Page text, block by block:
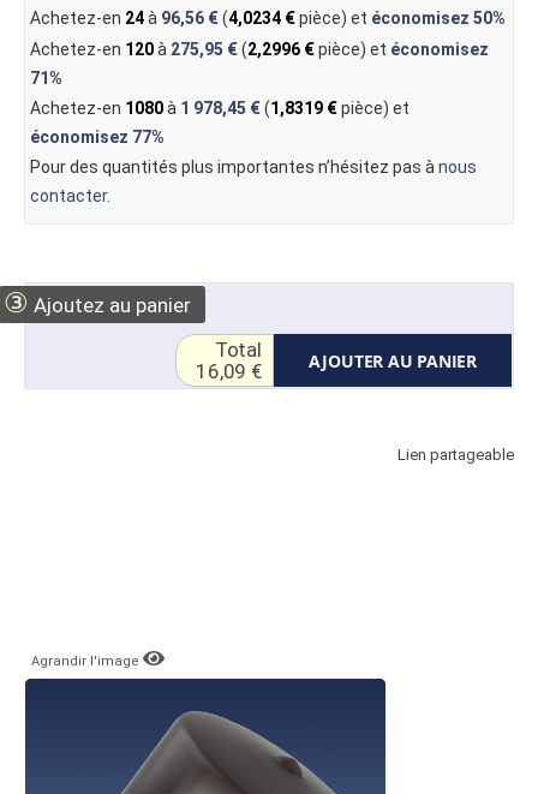
Achetez-en 24à 96,56 €(4,0234 €pièce) et économisez 50%
Achetez-en 120à 275,95 €(2,2996 €pièce) et économisez
71%
Achetez-en 1080à 1 978,45 €(1,8319 €pièce) et
économisez 77%
Pour des quantités plus importantes n’hésitez pas ànous
contacter.
③ Ajoutez au panier
AJOUTER AU PANIER
Total
16,09 €
Lien partageable
Agrandir l'image